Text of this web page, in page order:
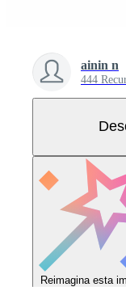
ainin n
444
Reimagina esta